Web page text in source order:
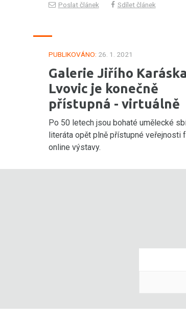
Poslat článek
Sdílet článek
PUBLIKOVÁNO: 26. 1. 2021
Galerie Jiřího
Lvovic je konečně
přístupná - virtuálně
Po 50 letech jsou bohaté umělecké
literáta opět plně přístupné veřejnosti
online výstavy.